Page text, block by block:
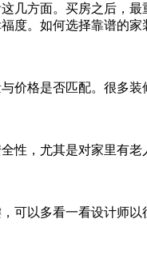
几方面。买房之后，
度。如何选择靠谱的
价格是否匹配。很多装
性，尤其是对家里有老
以多看一看设计师以